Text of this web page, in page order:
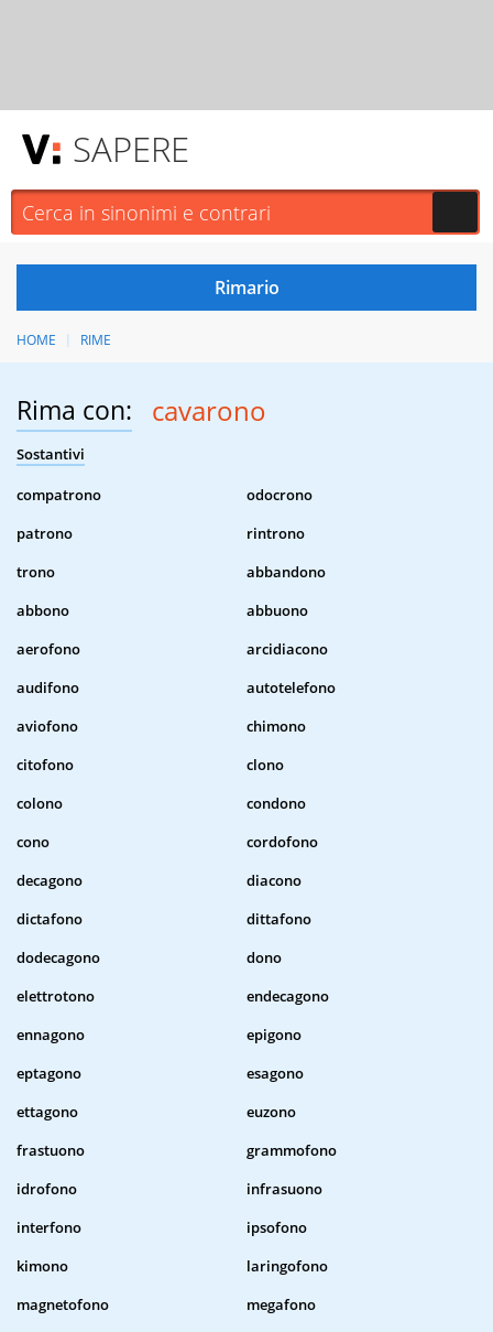
SAPERE
HOME RIME
Rima con: cavarono
Sostantivi
compatrono
odocrono
patrono
rintrono
trono
abbandono
abbono
abbuono
aerofono
arcidiacono
audifono
autotelefono
aviofono
chimono
citofono
clono
colono
condono
cono
cordofono
decagono
diacono
dictafono
dittafono
dodecagono
dono
elettrotono
endecagono
ennagono
epigono
eptagono
esagono
ettagono
euzono
frastuono
grammofono
idrofono
infrasuono
interfono
ipsofono
kimono
laringofono
magnetofono
megafono